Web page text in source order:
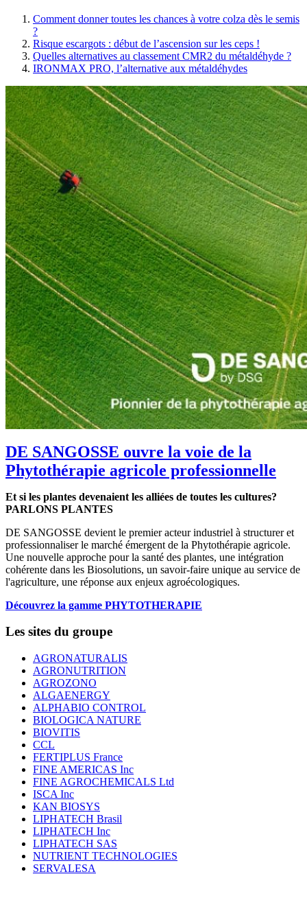
Comment donner toutes les chances à votre colza dès le semis
?
Risque escargots : début de l’ascension sur les ceps !
Quelles alternatives au classement CMR2 du métaldéhyde ?
IRONMAX PRO, l’alternative aux métaldéhydes
DE SANGOSSE ouvre la voie de la
Phytothérapie agricole professionnelle
Et si les plantes devenaient les alliées de toutes les cultures?
PARLONS PLANTES
DE SANGOSSE devient le premier acteur industriel à structurer et
professionnaliser le marché émergent de la Phytothérapie agricole.
Une nouvelle approche pour la santé des plantes, une intégration
cohérente dans les Biosolutions, un savoir-faire unique au service de
l'agriculture, une réponse aux enjeux agroécologiques.
Découvrez la gamme PHYTOTHERAPIE
Les sites du groupe
AGRONATURALIS
AGRONUTRITION
AGROZONO
ALGAENERGY
ALPHABIO CONTROL
BIOLOGICA NATURE
BIOVITIS
CCL
FERTIPLUS France
FINE AMERICAS Inc
FINE AGROCHEMICALS Ltd
ISCA Inc
KAN BIOSYS
LIPHATECH Brasil
LIPHATECH Inc
LIPHATECH SAS
NUTRIENT TECHNOLOGIES
SERVALESA